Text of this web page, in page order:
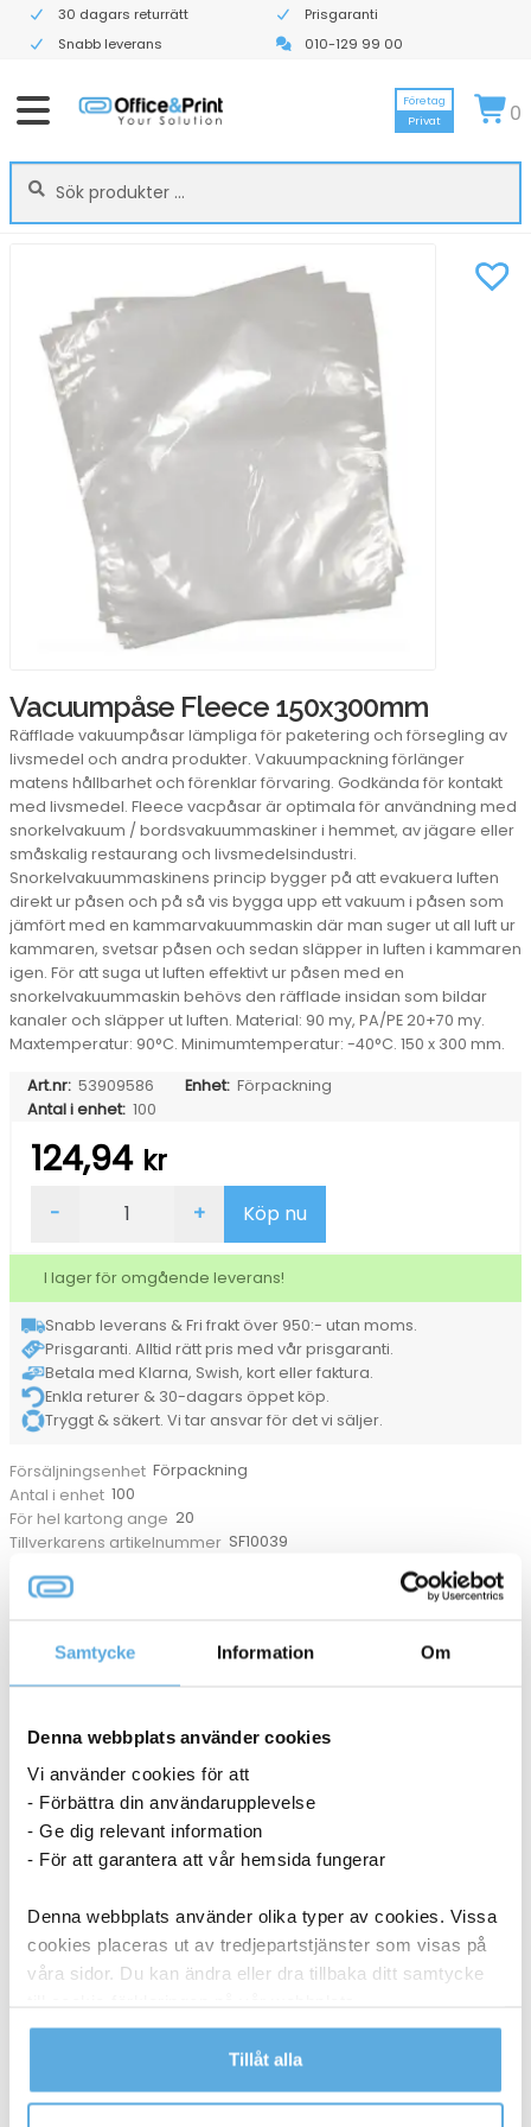
Samtycke Information Om
Denna webbplats använder cookies
Vi använder cookies för att
- Förbättra din användarupplevelse
- Ge dig relevant information
- För att garantera att vår hemsida fungerar
Denna webbplats använder olika typer av cookies. Vissa
cookies placeras ut av tredjepartstjänster som visas på
våra sidor. Du kan ändra eller dra tillbaka ditt samtycke
Läs mer i vår integritetspolicy om vilka vi är, hur du
kontaktar oss och på vilket sätt vi behandlar
Tillåt alla
30 dagars returrätt
Prisgaranti
Snabb leverans
010-129 99 00
Sök
efter:
Sök
Företag
Privat
0
Vacuumpåse Fleece 150x300mm
Räfflade vakuumpåsar lämpliga för paketering och försegling av
livsmedel och andra produkter. Vakuumpackning förlänger
matens hållbarhet och förenklar förvaring. Godkända för kontakt
med livsmedel. Fleece vacpåsar är optimala för användning med
snorkelvakuum / bordsvakuummaskiner i hemmet, av jägare eller
småskalig restaurang och livsmedelsindustri.
Snorkelvakuummaskinens princip bygger på att evakuera luften
direkt ur påsen och på så vis bygga upp ett vakuum i påsen som
jämfört med en kammarvakuummaskin där man suger ut all luft ur
kammaren, svetsar påsen och sedan släpper in luften i kammaren
igen. För att suga ut luften effektivt ur påsen med en
snorkelvakuummaskin behövs den räfflade insidan som bildar
kanaler och släpper ut luften. Material: 90 my, PA/PE 20+70 my.
Maxtemperatur: 90°C. Minimumtemperatur: -40°C. 150 x 300 mm.
Art.nr: 53909586 Enhet: Förpackning
Antal i enhet: 100
124,94 kr
Fleece
mängd
- + Köp nu
I lager för omgående leverans!
Snabb leverans & Fri frakt över 950:- utan moms.
Prisgaranti. Alltid rätt pris med vår prisgaranti.
Betala med Klarna, Swish, kort eller faktura.
Enkla returer & 30-dagars öppet köp.
Tryggt & säkert. Vi tar ansvar för det vi säljer.
Försäljningsenhet Förpackning
Antal i enhet 100
För hel kartong ange 20
Tillverkarens artikelnummer SF10039